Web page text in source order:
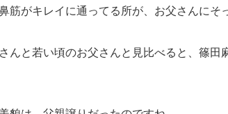
筋がキレイに通ってる所が、お父さんにそ
んと若い頃のお父さんと見比べると、篠田